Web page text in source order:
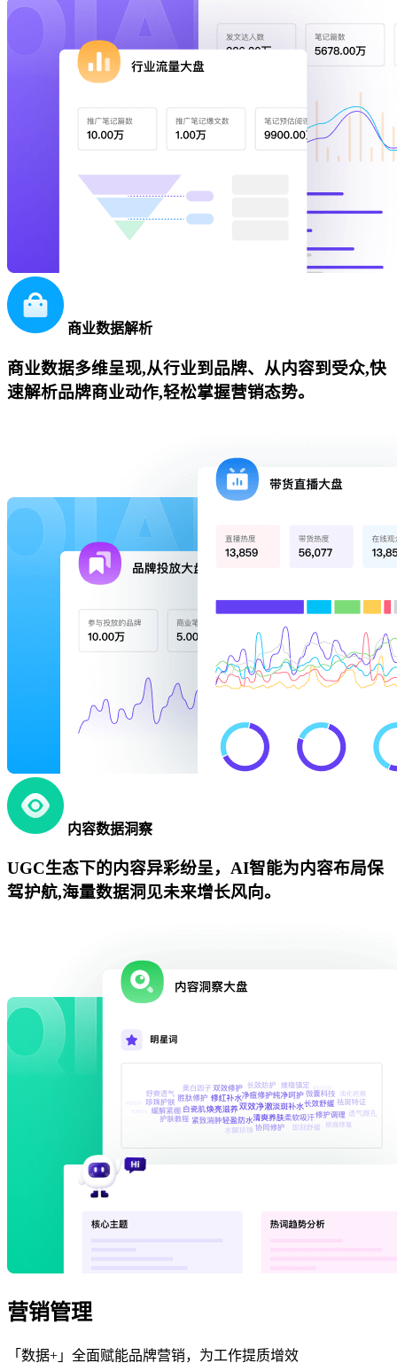
商业数据解析
商业数据多维呈现,从行业到品牌、从内容到受众,快
速解析品牌商业动作,轻松掌握营销态势。
内容数据洞察
UGC生态下的内容异彩纷呈，AI智能为内容布局保
驾护航,海量数据洞见未来增长风向。
营销管理
「数据+」全面赋能品牌营销，为工作提质增效